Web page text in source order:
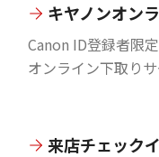
キヤノンオン
Canon ID登録者限
オンライン下取り
来店チェック